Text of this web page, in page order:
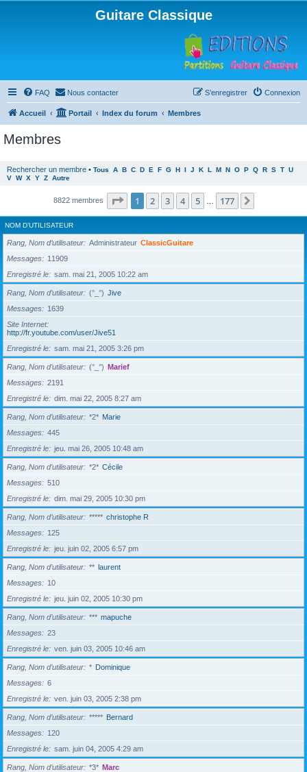
Guitare Classique
FAQ Nous contacter Connexion
S’enregistrer
Accueil Portail Index du forum Membres
Membres
Rechercher un membre • Tous A B C D E F G H I J K L M N O P Q R S T U
V W X Y Z Autre
8822 membres Page 1sur177
1 2 3 4 5 177
NOM D’UTILISATEUR
Rang, Nom d’utilisateur Administrateur ClassicGuitare
Messages
11909
Enregistré le
sam. mai 21, 2005 10:22 am
Rang, Nom d’utilisateur (°_°) Jive
Messages
1639
Site Internet
http://fr.youtube.com/user/Jive51
Enregistré le
sam. mai 21, 2005 3:26 pm
Rang, Nom d’utilisateur (°_°) Marief
Messages
2191
Enregistré le
dim. mai 22, 2005 8:27 am
Rang, Nom d’utilisateur *2* Marie
Messages
445
Enregistré le
jeu. mai 26, 2005 10:48 am
Rang, Nom d’utilisateur *2* Cécile
Messages
510
Enregistré le
dim. mai 29, 2005 10:30 pm
Rang, Nom d’utilisateur ***** christophe R
Messages
125
Enregistré le
jeu. juin 02, 2005 6:57 pm
Rang, Nom d’utilisateur ** laurent
Messages
10
Enregistré le
jeu. juin 02, 2005 10:30 pm
Rang, Nom d’utilisateur *** mapuche
Messages
23
Enregistré le
ven. juin 03, 2005 10:46 am
Rang, Nom d’utilisateur * Dominique
Messages
6
Enregistré le
ven. juin 03, 2005 2:38 pm
Rang, Nom d’utilisateur ***** Bernard
Messages
120
Enregistré le
sam. juin 04, 2005 4:29 am
Rang, Nom d’utilisateur *3* Marc